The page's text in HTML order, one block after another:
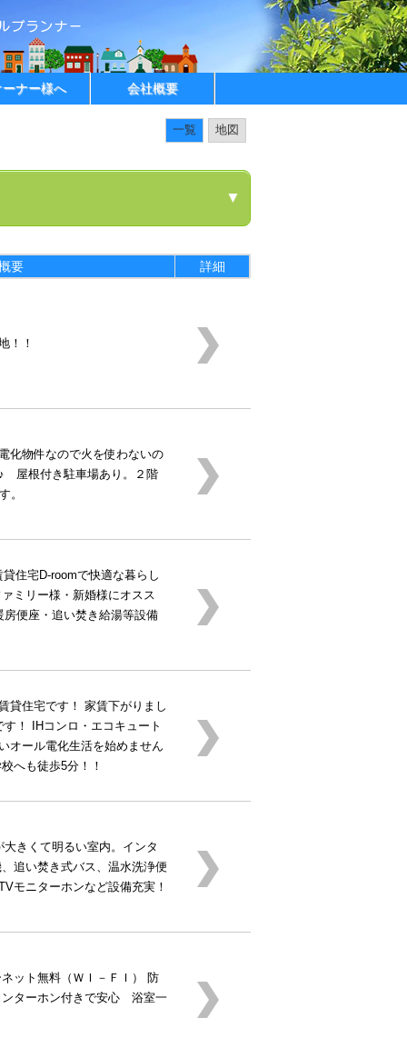
ーナー様へ 会社概要
地図
一覧
▼
要 詳細
！！
化物件なので火を使わないの
屋根付き駐車場あり。２階
。
住宅D-roomで快適な暮らし
ミリー様・新婚様にオスス
房便座・追い焚き給湯等設備
貸住宅です！ 家賃下がりまし
！ IHコンロ・エコキュート
オール電化生活を始めません
へも徒歩5分！！
きくて明るい室内。インタ
追い焚き式バス、温水洗浄便
モニターホンなど設備充実！
ット無料（ＷＩ－ＦＩ） 防
ンターホン付きで安心 浴室一